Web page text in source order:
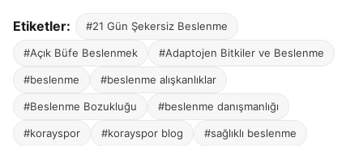
Etiketler: #21 Gün Şekersiz Beslenme
#Açık Büfe Beslenmek #Adaptojen Bitkiler ve Beslenme
#beslenme #beslenme alışkanlıklar
#Beslenme Bozukluğu #beslenme danışmanlığı
#korayspor #korayspor blog #sağlıklı beslenme